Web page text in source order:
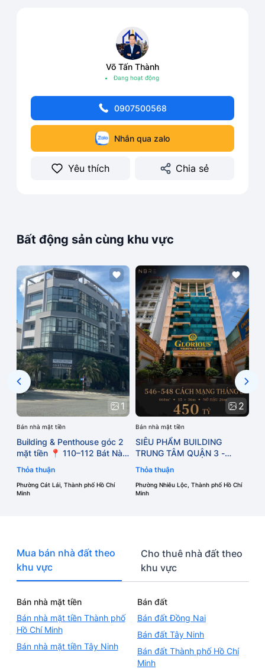
Võ Tấn Thành
Đang hoạt động
0907500568
Nhắn qua zalo
Yêu thích Chia sẻ
Bất động sản cùng khu vực
1
Bán nhà mặt tiền
Building & Penthouse góc 2
mặt tiền 📍 110–112 Bát Nàn,
TTHC Thủ Đức , phường Cát
Lái - TP.HCM
Thỏa thuận
Phường Cát Lái, Thành phố Hồ Chí
Minh
2
Bán nhà mặt tiền
SIÊU PHẨM BUILDING
TRUNG TÂM QUẬN 3 -
PHƯỜNG NHIÊU LỘC - TP.
HCM
Thỏa thuận
Phường Nhiêu Lộc, Thành phố Hồ Chí
Minh
Mua bán nhà đất theo
khu vực
Cho thuê nhà đất theo
khu vực
Bán nhà mặt tiền
Bán nhà mặt tiền Thành phố
Hồ Chí Minh
Bán nhà mặt tiền Tây Ninh
Bán đất
Bán đất Đồng Nai
Bán đất Tây Ninh
Bán đất Thành phố Hồ Chí
Minh